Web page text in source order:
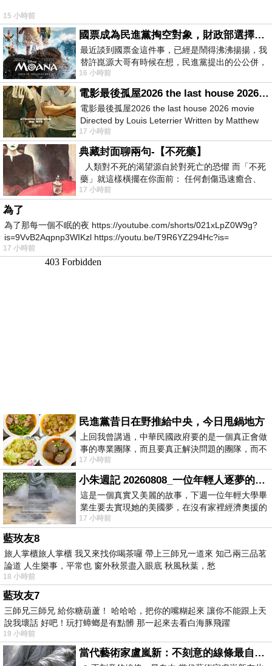
15 小時前
國票成為民進黨掏空對象，財政部選擇性失憶
最近談到國票金這件事，已經是鬧得沸沸揚揚，我
替許崑源大哥有時候在想，民進黨提出的公公併，
其實就是想要國庫通黨庫，鬧出最大的醜
16 小時前
電影最後孤屋2026 the last house 2026 movie
電影最後孤屋2026 the last house 2026 movie
Directed by Louis Leterrier Written by Matthew
Robinson Starring Greta Lee Wa
17 小時前
典藏封面聊兩句-【不死藥】
人類對不死的渴望源自於對死亡的恐懼 而「不死
藥」就這樣橫擺在你面前： 任何創傷迅速癒合、
停止衰老、痛覺消失…堪
17 小時前
為了
為了那每一個不眠的夜 https://youtube.com/shorts/021xLpZ0W9g?
is=9VvB2Aqpnp3WIKzl https://youtu.be/T9R6YZ294Hc?is=
17 小時前
民進黨昔日在野推給中央，今日甩鍋地方
上回我曾講過，中華民國政府要的是一個真正會做
事的專業團隊，而且要真正解決問題的團隊，而不
是只會到處甩鍋的雙標團隊，最近民進黨
17 小時前
小朱週記 20260808_一位年輕人逐夢的真實故事
這是一個真實又美麗的故事，下週一位年輕大學畢
業生要去實現她的美國夢，在沒有家裡經濟奧援的
情況下，靠著自我努力工作累積出國基
17 小時前
藍玫友8
旅人掌櫃旅人掌櫃 我又來找你喝茶囉 帶上三師兄一道來 知己兩三品茗
論道 人生樂事，平常也 窗外秋景盡入眼底 秋風秋葉，愁
18 小時前
藍玫友7
三師兄三師兄 給你糖葫蘆！ 哈哈哈，把你的嘴糊起來 讓你不能跟上天
說我壞話 好吧！玩打蟑螂是有點髒 那一起來去看白海豚飛躍
19 小時前
當代藝術家盧嵐新：不刻意的線條最自由，讓色彩流動、筆觸自己說話